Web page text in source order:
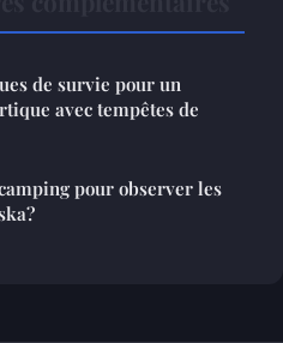
de survie pour un
avec tempêtes de
pour observer les